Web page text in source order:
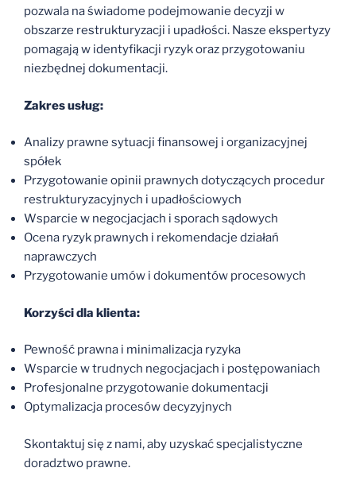
pozwala na świadome podejmowanie decyzji w
obszarze restrukturyzacji i upadłości. Nasze ekspertyzy
pomagają w identyfikacji ryzyk oraz przygotowaniu
niezbędnej dokumentacji.
Zakres usług:
Analizy prawne sytuacji finansowej i organizacyjnej
spółek
Przygotowanie opinii prawnych dotyczących procedur
restrukturyzacyjnych i upadłościowych
Wsparcie w negocjacjach i sporach sądowych
Ocena ryzyk prawnych i rekomendacje działań
naprawczych
Przygotowanie umów i dokumentów procesowych
Korzyści dla klienta:
Pewność prawna i minimalizacja ryzyka
Wsparcie w trudnych negocjacjach i postępowaniach
Profesjonalne przygotowanie dokumentacji
Optymalizacja procesów decyzyjnych
Skontaktuj się z nami, aby uzyskać specjalistyczne
doradztwo prawne.